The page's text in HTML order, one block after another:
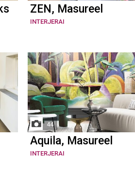
ZEN, Masureel
INTERJERAI
44
Aquila, Masureel
INTERJERAI